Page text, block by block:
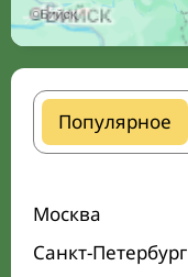
Популярное
Москва
Санкт-Петербург